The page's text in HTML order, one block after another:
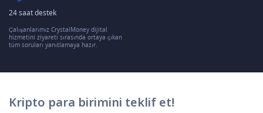
24 saat destek
Çalışanlarımız CrystalMoney dijital
hizmetini ziyareti sırasında ortaya çıkan
tüm soruları yanıtlamaya hazır.
Kripto para birimini teklif et!